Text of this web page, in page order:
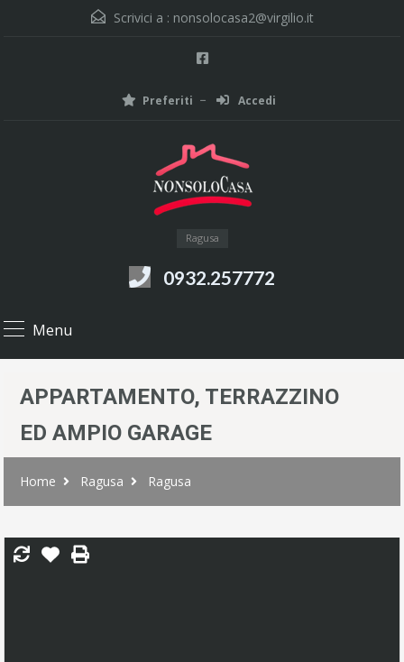
Scrivici a : nonsolocasa2@virgilio.it
Preferiti Accedi
Ragusa
0932.257772
Menu
APPARTAMENTO, TERRAZZINO
ED AMPIO GARAGE
Home Ragusa Ragusa